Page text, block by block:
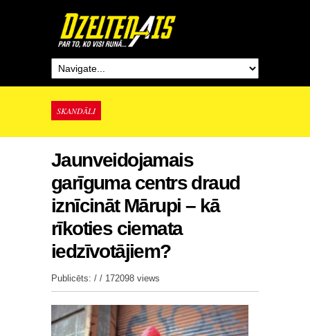
SKANDĀLI
Jaunveidojamais
garīguma centrs draud
iznīcināt Mārupi – kā
rīkoties ciemata
iedzīvotājiem?
Publicēts: / / 172098 views